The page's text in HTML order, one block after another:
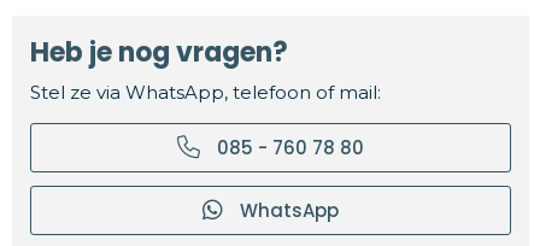
Heb je nog vragen?
Stel ze via WhatsApp, telefoon of mail:
085 - 760 78 80
WhatsApp